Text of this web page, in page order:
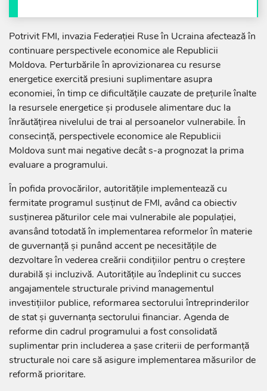
Potrivit FMI, invazia Federației Ruse în Ucraina afectează în
continuare perspectivele economice ale Republicii
Moldova. Perturbările în aprovizionarea cu resurse
energetice exercită presiuni suplimentare asupra
economiei, în timp ce dificultățile cauzate de prețurile înalte
la resursele energetice și produsele alimentare duc la
înrăutățirea nivelului de trai al persoanelor vulnerabile. În
consecință, perspectivele economice ale Republicii
Moldova sunt mai negative decât s-a prognozat la prima
evaluare a programului.
În pofida provocărilor, autoritățile implementează cu
fermitate programul susținut de FMI, având ca obiectiv
susținerea păturilor cele mai vulnerabile ale populației,
avansând totodată în implementarea reformelor în materie
de guvernanță și punând accent pe necesitățile de
dezvoltare în vederea creării condițiilor pentru o creștere
durabilă și incluzivă. Autoritățile au îndeplinit cu succes
angajamentele structurale privind managementul
investițiilor publice, reformarea sectorului întreprinderilor
de stat și guvernanța sectorului financiar. Agenda de
reforme din cadrul programului a fost consolidată
suplimentar prin includerea a șase criterii de performanță
structurale noi care să asigure implementarea măsurilor de
reformă prioritare.